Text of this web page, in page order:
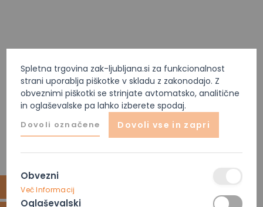
Obvezni
Več Informacij
Oglaševalski
Spletna trgovina zak-ljubljana.si za funkcionalnost
strani uporablja piškotke v skladu z zakonodajo. Z
obveznimi piškotki se strinjate avtomatsko, analitične
in oglaševalske pa lahko izberete spodaj.
Dovoli označene Dovoli vse in zapri